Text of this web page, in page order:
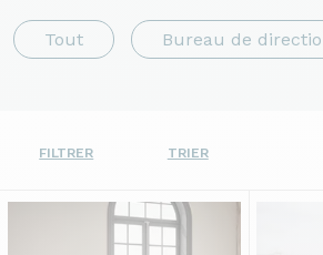
Tout Bureau de
FILTRER TRIER